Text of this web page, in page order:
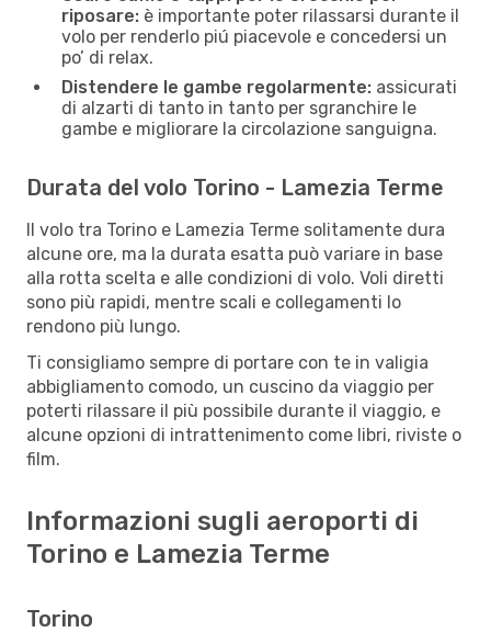
riposare: è importante poter rilassarsi durante il
volo per renderlo piú piacevole e concedersi un
po’ di relax.
Distendere le gambe regolarmente: assicurati
di alzarti di tanto in tanto per sgranchire le
gambe e migliorare la circolazione sanguigna.
Durata del volo Torino - Lamezia Terme
Il volo tra Torino e Lamezia Terme solitamente dura
alcune ore, ma la durata esatta può variare in base
alla rotta scelta e alle condizioni di volo. Voli diretti
sono più rapidi, mentre scali e collegamenti lo
rendono più lungo.
Ti consigliamo sempre di portare con te in valigia
abbigliamento comodo, un cuscino da viaggio per
poterti rilassare il più possibile durante il viaggio, e
alcune opzioni di intrattenimento come libri, riviste o
film.
Informazioni sugli aeroporti di
Torino e Lamezia Terme
Torino